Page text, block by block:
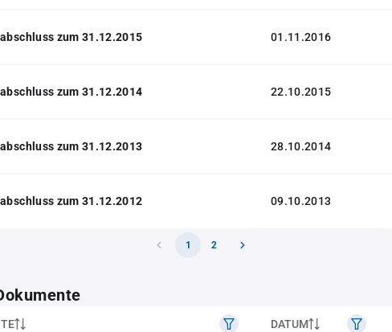
zum 31.12.2015 01.11.2016
zum 31.12.2014 22.10.2015
zum 31.12.2013 28.10.2014
zum 31.12.2012 09.10.2013
1 2
DATUM